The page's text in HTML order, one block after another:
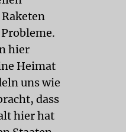
hier
Heimat
uns wie
dass
hier hat